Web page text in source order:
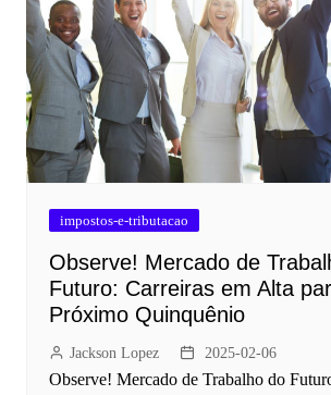
impostos-e-tributacao
Observe! Mercado de
Futuro: Carreiras em Alta
Próximo Quinquênio
Jackson Lopez 2025-02-06
Observe! Mercado de Trabalho do